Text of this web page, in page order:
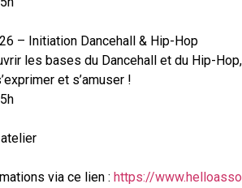
– Initiation Dancehall & Hip-Hop
les bases du Dancehall et du Hip-
et s’amuser !
via ce lien :https://